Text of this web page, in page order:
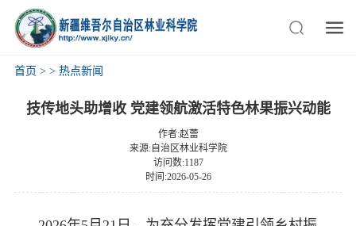
首页 > > 热点新闻
技传地头助增收 党建领航激活特色林果振兴动能
作者:赵蕾
来源:自治区林业科学院
访问数:1187
时间:2026-05-26